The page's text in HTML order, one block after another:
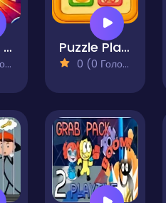
Imposter Sorter Puzzle PlayRoom
0 (0 Голосів)